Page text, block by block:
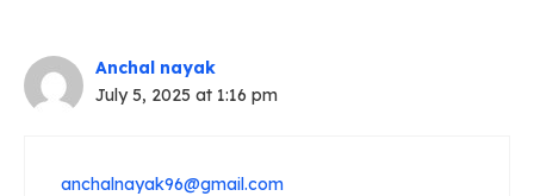
Anchal nayak
July 5, 2025 at 1:16 pm
anchalnayak96@gmail.com